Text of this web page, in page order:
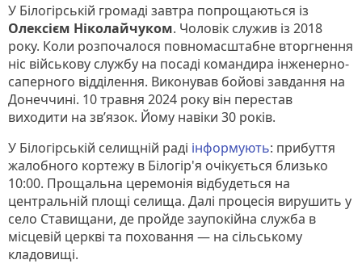
У Білогірській громаді завтра попрощаються із
Олексієм Ніколайчуком. Чоловік служив із 2018
року. Коли розпочалося повномасштабне вторгнення
ніс військову службу на посаді командира інженерно-
саперного відділення. Виконував бойові завдання на
Донеччині. 10 травня 2024 року він перестав
виходити на зв’язок. Йому навіки 30 років.
У Білогірській селищній раді інформують: прибуття
жалобного кортежу в Білогір'я очікується близько
10:00. Прощальна церемонія відбудеться на
центральній площі селища. Далі процесія вирушить у
село Ставищани, де пройде заупокійна служба в
місцевій церкві та поховання — на сільському
кладовищі.